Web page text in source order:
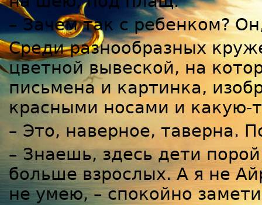
– Зачем так с ребенком?
Среди разнообразных
цветной вывеской, на
письмена и картинка,
красными носами и
– Это, наверное, таверна.
– Знаешь, здесь дети
больше взрослых. А я не
не умею, – спокойно